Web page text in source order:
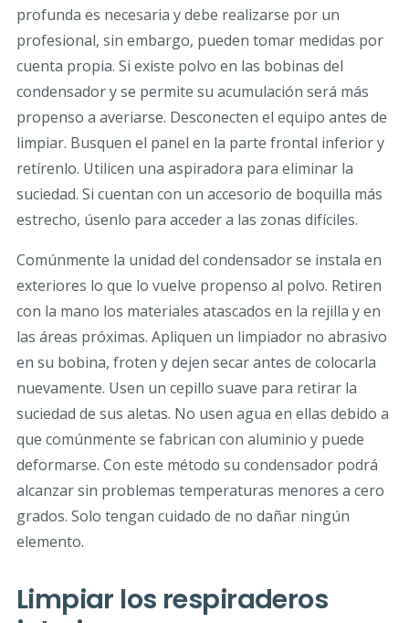
profunda es necesaria y debe realizarse por un
profesional, sin embargo, pueden tomar medidas por
cuenta propia. Si existe polvo en las bobinas del
condensador y se permite su acumulación será más
propenso a averiarse. Desconecten el equipo antes de
limpiar. Busquen el panel en la parte frontal inferior y
retírenlo. Utilicen una aspiradora para eliminar la
suciedad. Si cuentan con un accesorio de boquilla más
estrecho, úsenlo para acceder a las zonas difíciles.
Comúnmente la unidad del condensador se instala en
exteriores lo que lo vuelve propenso al polvo. Retiren
con la mano los materiales atascados en la rejilla y en
las áreas próximas. Apliquen un limpiador no abrasivo
en su bobina, froten y dejen secar antes de colocarla
nuevamente. Usen un cepillo suave para retirar la
suciedad de sus aletas. No usen agua en ellas debido a
que comúnmente se fabrican con aluminio y puede
deformarse. Con este método su condensador podrá
alcanzar sin problemas temperaturas menores a cero
grados. Solo tengan cuidado de no dañar ningún
elemento.
Limpiar los respiraderos